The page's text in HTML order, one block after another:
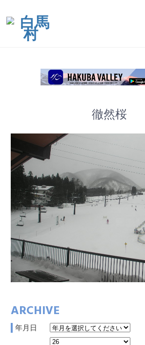
徹然桜
ARCHIVE
年月日